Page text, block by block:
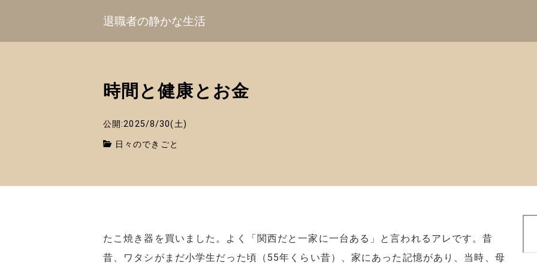
退職者の静かな生活
時間と健康とお金
公開:2025/8/30(土)
日々のできごと
たこ焼き器を買いました。よく「関西だと一家に一台ある」と言われるアレです。昔
昔、ワタシがまだ小学生だった頃（55年くらい昔）、家にあった記憶があり、当時、母